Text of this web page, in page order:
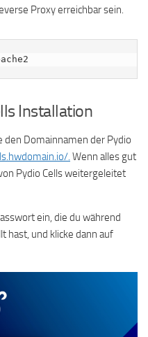
Proxy erreichbar sein.
Installation
Domainnamen der Pydio
. Wenn alles gut
Pydio Cells weitergeleitet
ein, die du während
hast, und klicke dann auf